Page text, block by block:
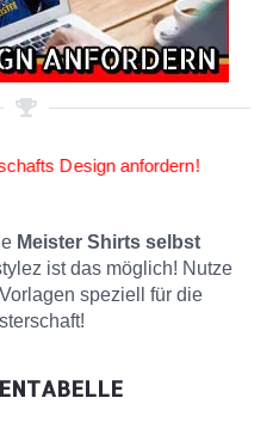
Design anfordern!
Meister Shirts selbst
ist das möglich! Nutze
speziell für die